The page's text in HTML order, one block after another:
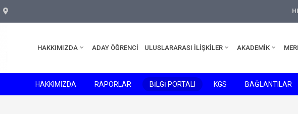
HAKKIMIZDA ADAY ÖĞRENCİ ULUSLARARASI İLİŞKİLER AKADEMİK
HAKKIMIZDA RAPORLAR BİLGİ PORTALI KGS BAĞLANTILAR